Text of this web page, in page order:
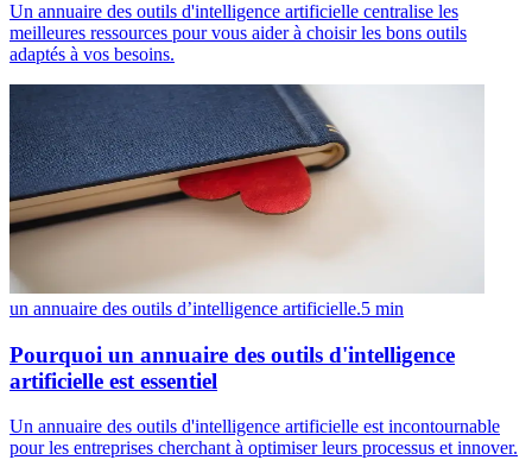
Un annuaire des outils d'intelligence artificielle centralise les
meilleures ressources pour vous aider à choisir les bons outils
adaptés à vos besoins.
un annuaire des outils d’intelligence artificielle.5 min
Pourquoi un annuaire des outils d'intelligence
artificielle est essentiel
Un annuaire des outils d'intelligence artificielle est incontournable
pour les entreprises cherchant à optimiser leurs processus et innover.